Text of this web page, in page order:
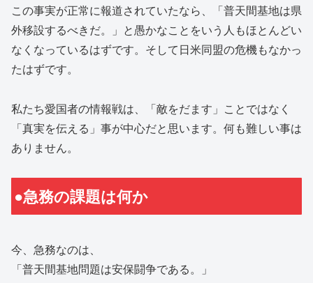
この事実が正常に報道されていたなら、「普天間基地は県
外移設するべきだ。」と愚かなことをいう人もほとんどい
なくなっているはずです。そして日米同盟の危機もなかっ
たはずです。
私たち愛国者の情報戦は、「敵をだます」ことではなく
「真実を伝える」事が中心だと思います。何も難しい事は
ありません。
●急務の課題は何か
今、急務なのは、
「普天間基地問題は安保闘争である。」